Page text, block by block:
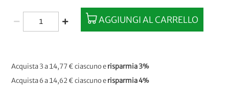
AGGIUNGI AL CARRELLO
Acquista 3 a14,77 € ciascuno erisparmia3%
Acquista 6 a14,62 € ciascuno erisparmia4%